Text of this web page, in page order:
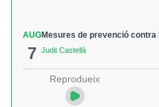
AUG
7
Mesures de prevenció contra
Judit Castellà
Reprodueix